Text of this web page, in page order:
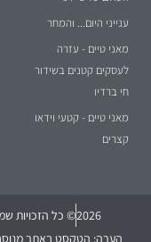
ענייני היום... והמחר
מאני טיים - עזרה
לעסקים קטנים בשידור
חי ברדיו
מאני טיים - קטעי וידאו
קצרים
2026© כל הזכויות
הערה: הטקסט באתר מנוסח